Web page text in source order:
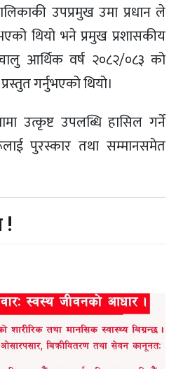
उपप्रमुख उमा प्रधानले
थियो भने प्रमुख प्रशासकीय
आर्थिक वर्ष २०८२/०८३ को
गर्नुभएको थियो।
उत्कृष्ट उपलब्धि हासिल गर्ने
पुरस्कार तथा सम्मानसमेत
!